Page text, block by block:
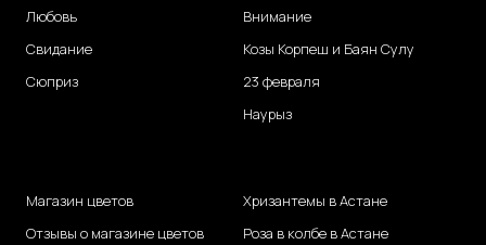
Любовь
Свидание
Сюприз
Внимание
Козы Корпеш и Баян Сулу
23 февраля
Наурыз
Магазин цветов
Отзывы о магазине цветов
Хризантемы в Астане
Роза в колбе в Астане